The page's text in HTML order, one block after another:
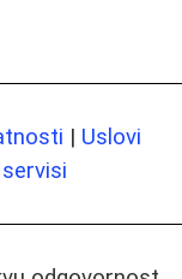
| Uslovi